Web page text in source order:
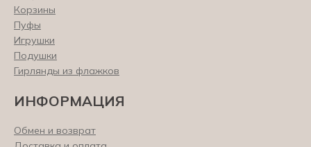
Корзины
Пуфы
Игрушки
Подушки
Гирлянды из флажков
ИНФОРМАЦИЯ
Обмен и возврат